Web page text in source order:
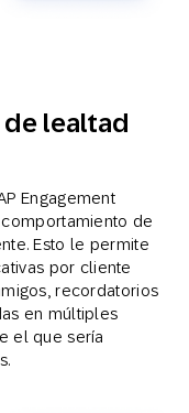
lealtad
Engagement
de
Esto le permite
por cliente
recordatorios
en múltiples
el que sería